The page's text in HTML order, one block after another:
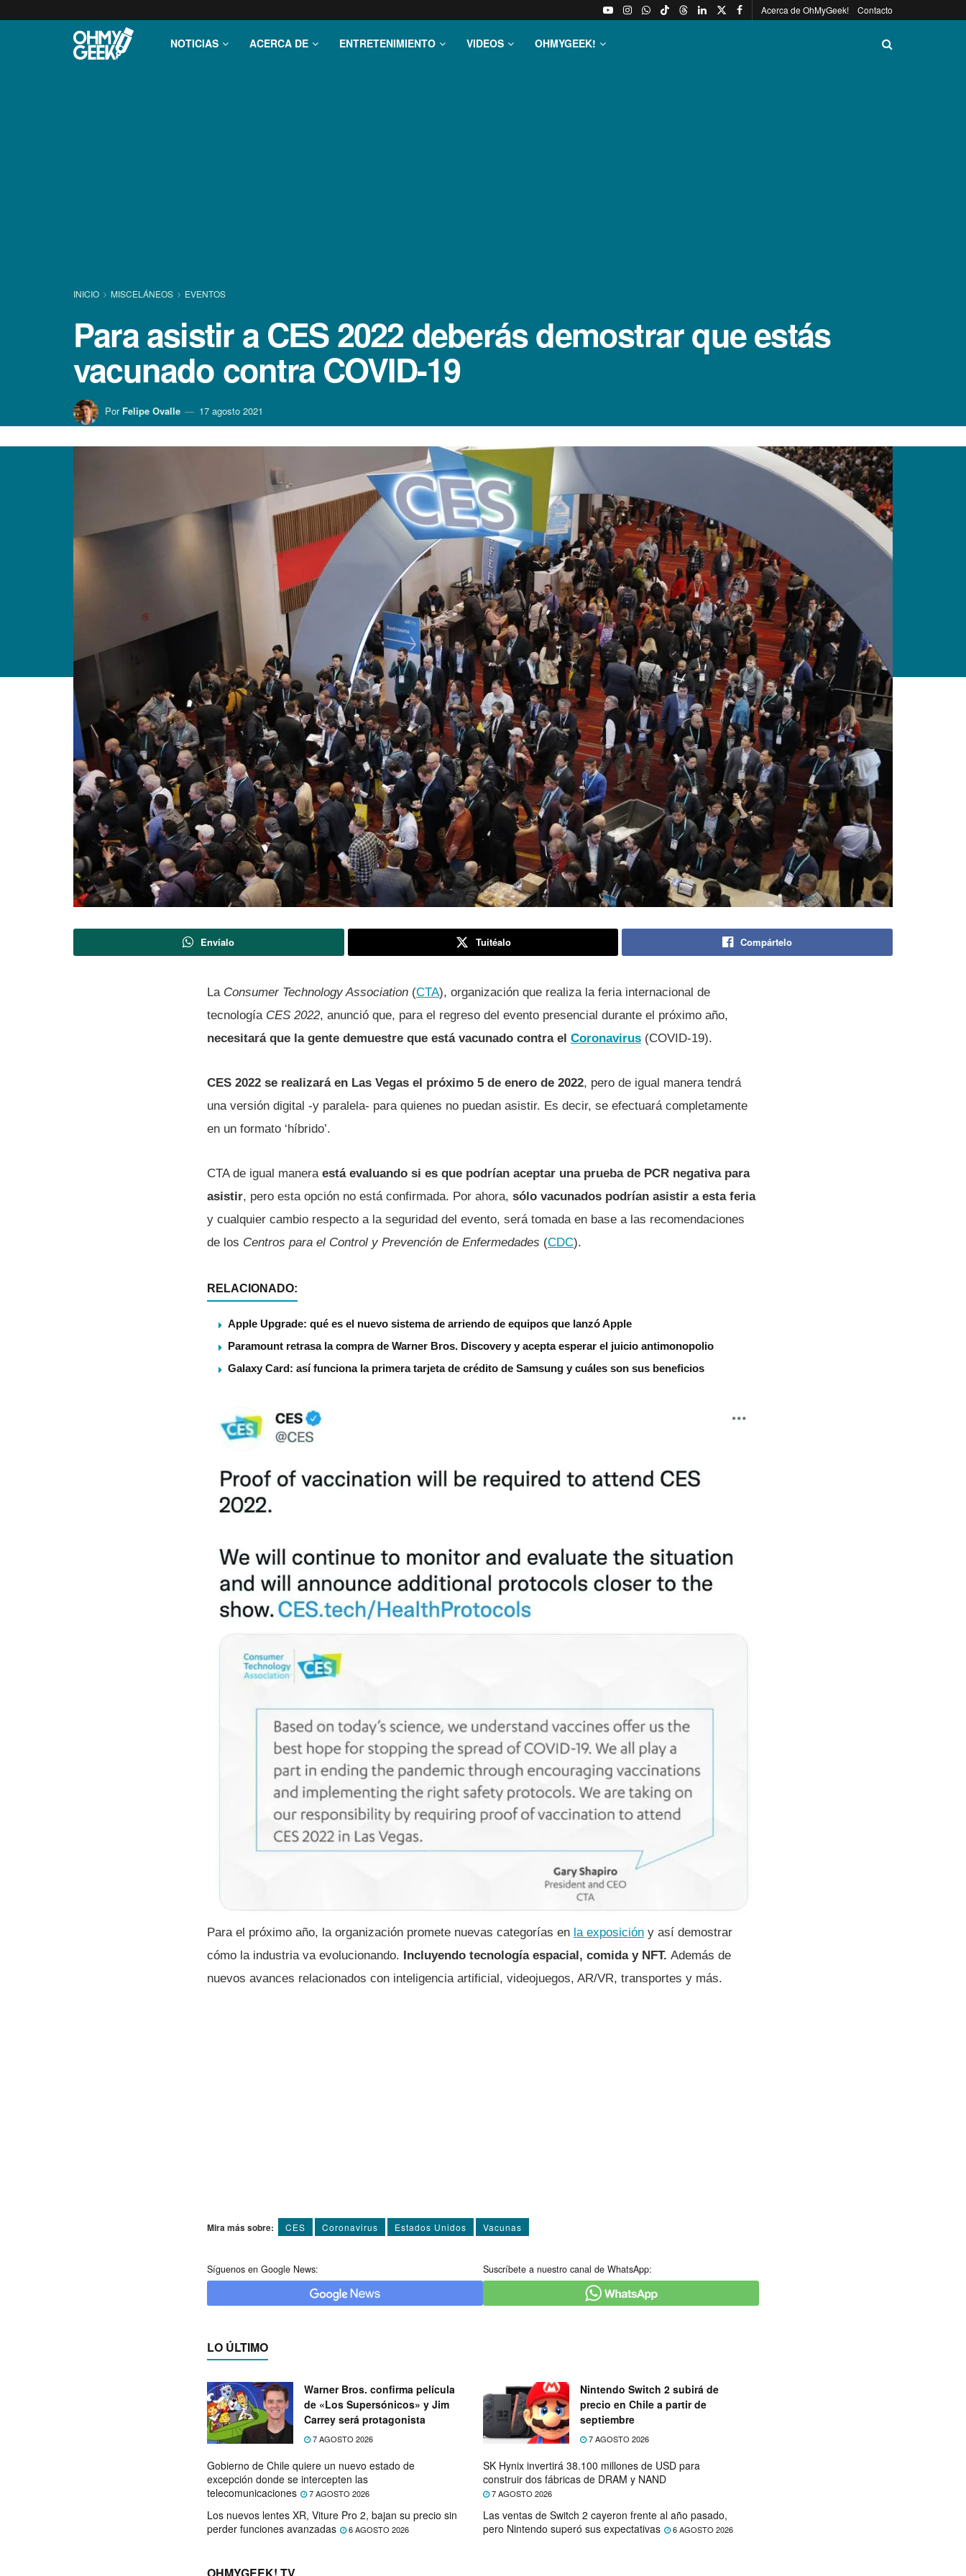
Acerca de OhMyGeek! Contacto
NOTICIAS ACERCA DE ENTRETENIMIENTO VIDEOS OHMYGEEK!
INICIO MISCELÁNEOS EVENTOS
Para asistir a CES 2022 deberás demostrar que estás
vacunado contra COVID-19
Por Felipe Ovalle 17 agosto 2021
Envíalo Tuitéalo Compártelo
La Consumer Technology Association (CTA), organización que realiza la feria internacional de
tecnología CES 2022, anunció que, para el regreso del evento presencial durante el próximo año,
necesitará que la gente demuestre que está vacunado contra el Coronavirus (COVID-19).
CES 2022 se realizará en Las Vegas el próximo 5 de enero de 2022, pero de igual manera tendrá
una versión digital -y paralela- para quienes no puedan asistir. Es decir, se efectuará completamente
en un formato ‘híbrido’.
CTA de igual manera está evaluando si es que podrían aceptar una prueba de PCR negativa para
asistir, pero esta opción no está confirmada. Por ahora, sólo vacunados podrían asistir a esta feria
y cualquier cambio respecto a la seguridad del evento, será tomada en base a las recomendaciones
de los Centros para el Control y Prevención de Enfermedades (CDC).
RELACIONADO:
Apple Upgrade: qué es el nuevo sistema de arriendo de equipos que lanzó Apple
Paramount retrasa la compra de Warner Bros. Discovery y acepta esperar el juicio antimonopolio
Galaxy Card: así funciona la primera tarjeta de crédito de Samsung y cuáles son sus beneficios
Para el próximo año, la organización promete nuevas categorías en la exposición y así demostrar
cómo la industria va evolucionando.
Incluyendo tecnología espacial, comida y NFT. Además de
nuevos avances relacionados con inteligencia artificial, videojuegos, AR/VR, transportes y más.
Mira más sobre: CES Coronavirus Estados Unidos Vacunas
Síguenos en Google News: Suscríbete a nuestro canal de WhatsApp:
LO ÚLTIMO
Warner Bros. confirma película
de «Los Supersónicos» y Jim
Carrey será protagonista
7 AGOSTO 2026
Nintendo Switch 2 subirá de
precio en Chile a partir de
septiembre
7 AGOSTO 2026
Gobierno de Chile quiere un nuevo estado de
excepción donde se intercepten las
telecomunicaciones
7 AGOSTO 2026
SK Hynix invertirá 38.100 millones de USD para
construir dos fábricas de DRAM y NAND
7 AGOSTO 2026
Los nuevos lentes XR, Viture Pro 2, bajan su precio sin
perder funciones avanzadas
6 AGOSTO 2026
Las ventas de Switch 2 cayeron frente al año pasado,
pero Nintendo superó sus expectativas
6 AGOSTO 2026